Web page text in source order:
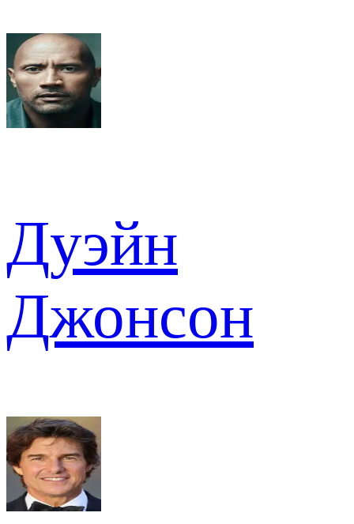
Дуэйн
Джонсон